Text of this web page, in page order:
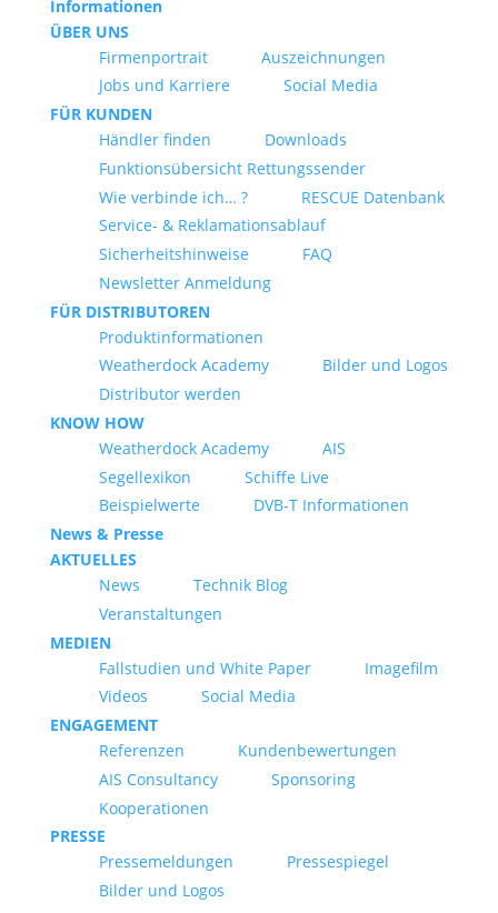
Informationen
ÜBER UNS
Firmenportrait
Auszeichnungen
Jobs und Karriere
Social Media
FÜR KUNDEN
Händler finden
Downloads
Funktionsübersicht Rettungssender
Wie verbinde ich… ?
RESCUE Datenbank
Service- & Reklamationsablauf
Sicherheitshinweise
FAQ
Newsletter Anmeldung
FÜR DISTRIBUTOREN
Produktinformationen
Weatherdock Academy
Bilder und Logos
Distributor werden
KNOW HOW
Weatherdock Academy
AIS
Segellexikon
Schiffe Live
Beispielwerte
DVB-T Informationen
News & Presse
AKTUELLES
News
Technik Blog
Veranstaltungen
MEDIEN
Fallstudien und White Paper
Imagefilm
Videos
Social Media
ENGAGEMENT
Referenzen
Kundenbewertungen
AIS Consultancy
Sponsoring
Kooperationen
PRESSE
Pressemeldungen
Pressespiegel
Bilder und Logos